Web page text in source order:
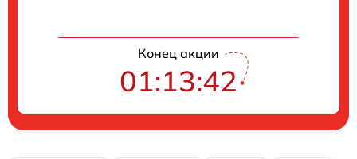
Конец акции
01:13:41